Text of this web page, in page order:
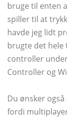
bruge til enten
spiller til at
havde jeg lidt
brugte det
controller
Controller og
Du ønsker
fordi